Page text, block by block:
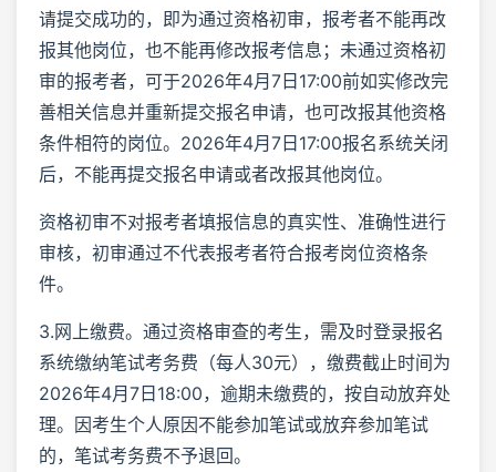
请提交成功的，即为通过资格初审，报考者不能再改
报其他岗位，也不能再修改报考信息；未通过资格初
审的报考者，可于2026年4月7日17:00前如实修改完
善相关信息并重新提交报名申请，也可改报其他资格
条件相符的岗位。2026年4月7日17:00报名系统关闭
后，不能再提交报名申请或者改报其他岗位。
资格初审不对报考者填报信息的真实性、准确性进行
审核，初审通过不代表报考者符合报考岗位资格条
件。
3.网上缴费。通过资格审查的考生，需及时登录报名
系统缴纳笔试考务费（每人30元），缴费截止时间为
2026年4月7日18:00，逾期未缴费的，按自动放弃处
理。因考生个人原因不能参加笔试或放弃参加笔试
的，笔试考务费不予退回。